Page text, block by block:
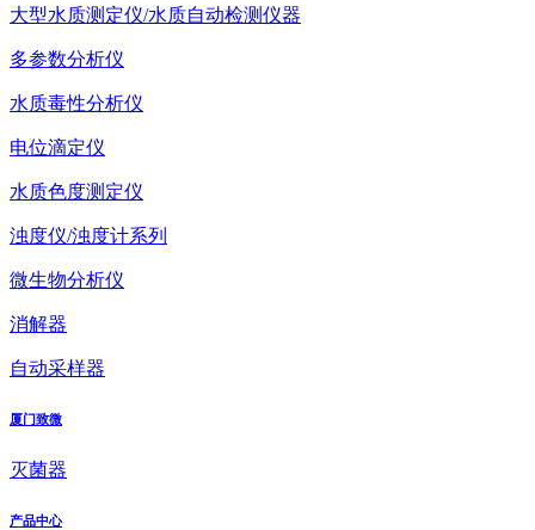
大型水质测定仪/水质自动检测仪器
多参数分析仪
水质毒性分析仪
电位滴定仪
水质色度测定仪
浊度仪/浊度计系列
微生物分析仪
消解器
自动采样器
厦门致微
灭菌器
产品中心